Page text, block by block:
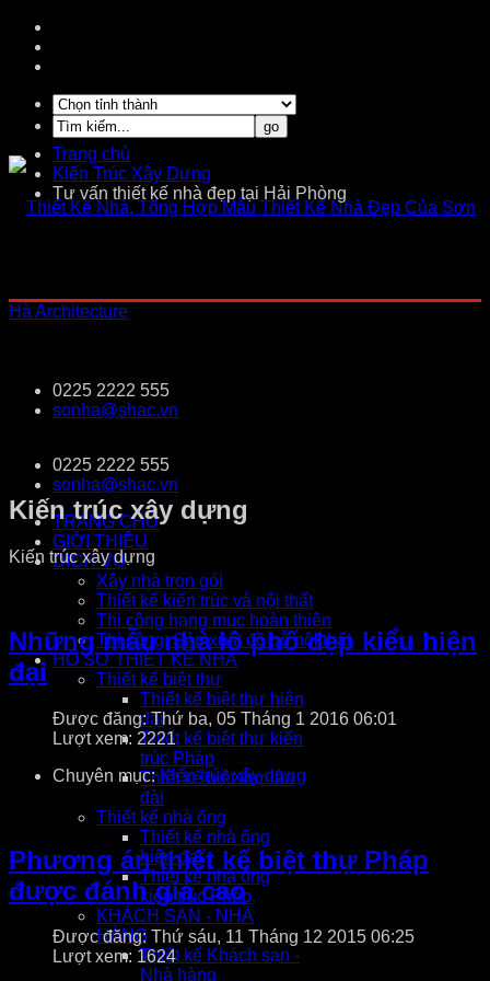
0225 2222 555
sonha@shac.vn
0225 2222 555
sonha@shac.vn
TRANG CHỦ
GIỚI THIỆU
DỊCH VỤ
Xây nhà trọn gói
Thiết kế kiến trúc và nội thất
Thi công hạng mục hoàn thiện
Thi công, Sản xuất đồ gỗ nội thất
HỒ SƠ THIẾT KẾ NHÀ
Thiết kế biệt thự
Thiết kế biệt thự hiện
đại
Thiết kế biệt thự kiến
trúc Pháp
Thiết kế biệt thự lâu
đài
Thiết kế nhà ống
Thiết kế nhà ống
hiện đại
Thiết kế nhà ống
kiến trúc Pháp
KHÁCH SẠN - NHÀ
HÀNG
Thiết kế Khách sạn -
Nhà hàng
Trang chủ
Kiến Trúc Xây Dựng
Tư vấn thiết kế nhà đẹp tại Hải Phòng
Kiến trúc xây dựng
Kiến trúc xây dựng
Những mẫu nhà lô phố đẹp kiểu hiện
đại
Được đăng: Thứ ba, 05 Tháng 1 2016 06:01
Lượt xem: 2221
Chuyên mục:Kiến trúc xây dựng
Phương án thiết kế biệt thự Pháp
được đánh giá cao
Được đăng: Thứ sáu, 11 Tháng 12 2015 06:25
Lượt xem: 1624